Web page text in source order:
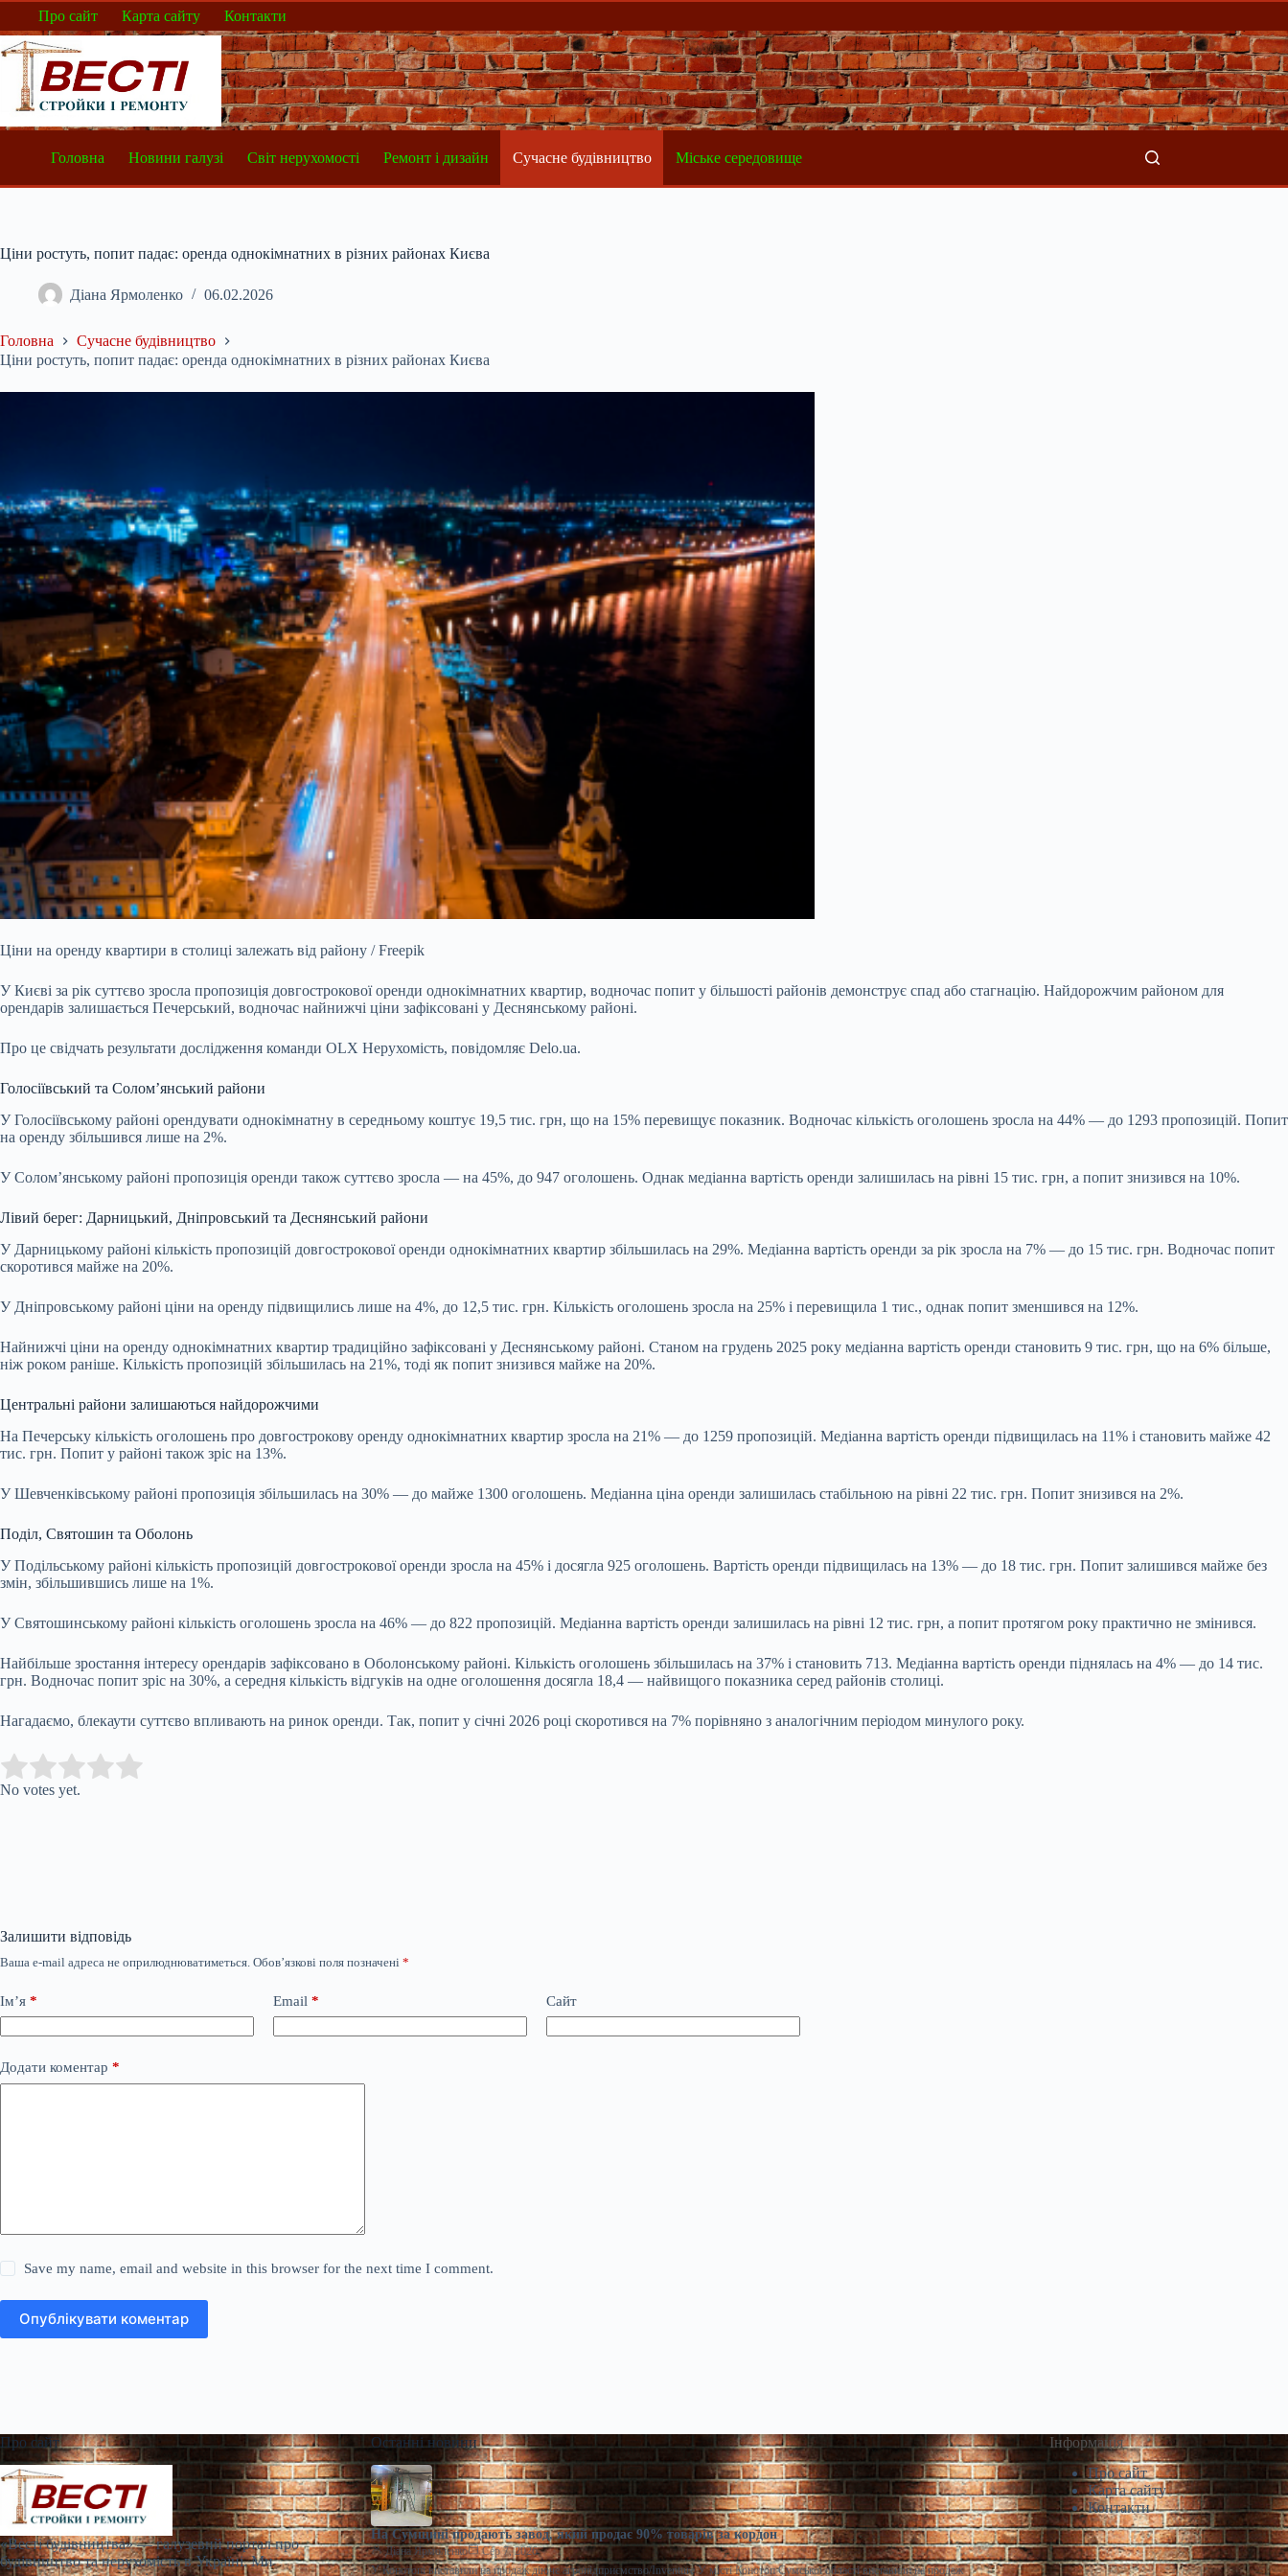
Перейти
вмісту
Про сайт Карта сайту Контакти
Головна Новини галузі Світ нерухомості Ремонт і дизайн Сучасне будівництво Міське середовище
Ціни ростуть, попит падає: оренда однокімнатних в різних районах Києва
Діана Ярмоленко 06.02.2026
Головна
Сучасне будівництво
Ціни ростуть, попит падає: оренда однокімнатних в різних районах Києва
Ціни на оренду квартири в столиці залежать від району / Freepik
У Києві за рік суттєво зросла пропозиція довгострокової оренди однокімнатних квартир, водночас попит у більшості районів демонструє спад або стагнацію. Найдорожчим районом для
орендарів залишається Печерський, водночас найнижчі ціни зафіксовані у Деснянському районі.
Про це свідчать результати дослідження команди OLX Нерухомість, повідомляє Delo.ua.
Голосіївський та Солом’янський райони
У Голосіївському районі орендувати однокімнатну в середньому коштує 19,5 тис. грн, що на 15% перевищує показник. Водночас кількість оголошень зросла на 44% — до 1293 пропозицій. Попит
на оренду збільшився лише на 2%.
У Солом’янському районі пропозиція оренди також суттєво зросла — на 45%, до 947 оголошень. Однак медіанна вартість оренди залишилась на рівні 15 тис. грн, а попит знизився на 10%.
Лівий берег: Дарницький, Дніпровський та Деснянський райони
У Дарницькому районі кількість пропозицій довгострокової оренди однокімнатних квартир збільшилась на 29%. Медіанна вартість оренди за рік зросла на 7% — до 15 тис. грн. Водночас попит
скоротився майже на 20%.
У Дніпровському районі ціни на оренду підвищились лише на 4%, до 12,5 тис. грн. Кількість оголошень зросла на 25% і перевищила 1 тис., однак попит зменшився на 12%.
Найнижчі ціни на оренду однокімнатних квартир традиційно зафіксовані у Деснянському районі. Станом на грудень 2025 року медіанна вартість оренди становить 9 тис. грн, що на 6% більше,
ніж роком раніше. Кількість пропозицій збільшилась на 21%, тоді як попит знизився майже на 20%.
Центральні райони залишаються найдорожчими
На Печерську кількість оголошень про довгострокову оренду однокімнатних квартир зросла на 21% — до 1259 пропозицій. Медіанна вартість оренди підвищилась на 11% і становить майже 42
тис. грн. Попит у районі також зріс на 13%.
У Шевченківському районі пропозиція збільшилась на 30% — до майже 1300 оголошень. Медіанна ціна оренди залишилась стабільною на рівні 22 тис. грн. Попит знизився на 2%.
Поділ, Святошин та Оболонь
У Подільському районі кількість пропозицій довгострокової оренди зросла на 45% і досягла 925 оголошень. Вартість оренди підвищилась на 13% — до 18 тис. грн. Попит залишився майже без
змін, збільшившись лише на 1%.
У Святошинському районі кількість оголошень зросла на 46% — до 822 пропозицій. Медіанна вартість оренди залишилась на рівні 12 тис. грн, а попит протягом року практично не змінився.
Найбільше зростання інтересу орендарів зафіксовано в Оболонському районі. Кількість оголошень збільшилась на 37% і становить 713. Медіанна вартість оренди піднялась на 4% — до 14 тис.
грн. Водночас попит зріс на 30%, а середня кількість відгуків на одне оголошення досягла 18,4 — найвищого показника серед районів столиці.
Нагадаємо, блекаути суттєво впливають на ринок оренди. Так, попит у січні 2026 році скоротився на 7% порівняно з аналогічним періодом минулого року.
Rate this item:
No votes yet.
Залишити відповідь
Ваша e-mail адреса не оприлюднюватиметься. Обов’язкові поля позначені *
Ім’я * Email * Сайт
Додати коментар *
Save my name, email and website in this browser for the next time I comment.
Опублікувати коментар
Про сайт
«Весті будівництва» — галузевий портал про
будівництво та нерухомість в Україні. Ми
Останні новини
На Сумщині продають завод, який продає 90% товарів за кордон
Діана Ярмоленко
Сер 7, 2026
У Конотопі виставили на продаж діюче агропідприємство/Inventure У місті Конотоп Сумської області виставили на продаж
Інформація
Про сайт
Карта сайту
Контакти